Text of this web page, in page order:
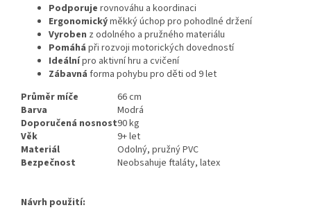
Podporuje rovnováhu a koordinaci
Ergonomickýměkký úchop pro pohodlné držení
Vyroben z odolného a pružného materiálu
Pomáhá při rozvoji motorických dovedností
Ideálnípro aktivní hru a cvičení
Zábavná forma pohybu pro děti od 9 let
Průměr míče
66 cm
Barva
Modrá
Doporučená nosnost90 kg
Věk
9+ let
Materiál
Odolný, pružný PVC
Bezpečnost
Neobsahuje ftaláty, latex
Návrh použití: